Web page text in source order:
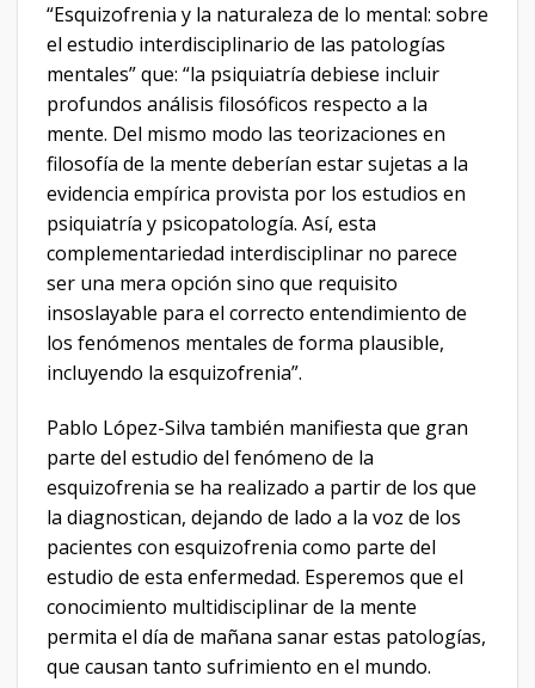
“Esquizofrenia y la naturaleza de lo mental: sobre
el estudio interdisciplinario de las patologías
mentales” que: “la psiquiatría debiese incluir
profundos análisis filosóficos respecto a la
mente. Del mismo modo las teorizaciones en
filosofía de la mente deberían estar sujetas a la
evidencia empírica provista por los estudios en
psiquiatría y psicopatología. Así, esta
complementariedad interdisciplinar no parece
ser una mera opción sino que requisito
insoslayable para el correcto entendimiento de
los fenómenos mentales de forma plausible,
incluyendo la esquizofrenia”.
Pablo López-Silva también manifiesta que gran
parte del estudio del fenómeno de la
esquizofrenia se ha realizado a partir de los que
la diagnostican, dejando de lado a la voz de los
pacientes con esquizofrenia como parte del
estudio de esta enfermedad. Esperemos que el
conocimiento multidisciplinar de la mente
permita el día de mañana sanar estas patologías,
que causan tanto sufrimiento en el mundo.